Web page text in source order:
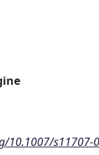
10.1007/s11707-